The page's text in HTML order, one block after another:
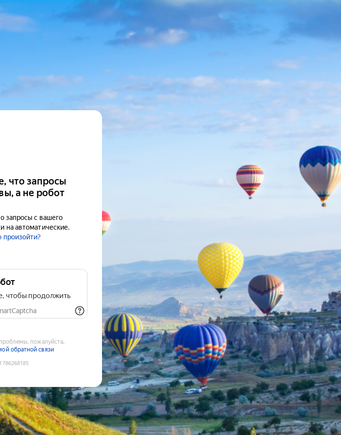
что запросы
а не робот
запросы с вашего
на автоматические.
произойти?
чтобы продолжить
пожалуйста,
обратной связи
1786268185